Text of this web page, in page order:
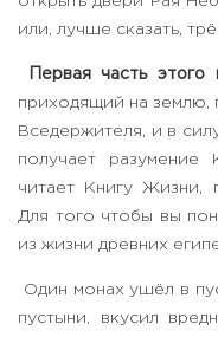
или, лучше сказать,
Первая часть этого
приходящий на землю,
Вседержителя, и в
получает
читает Книгу Жизни,
Для того чтобы вы
из жизни древних
Один монах ушёл в
пустыни, вкусил